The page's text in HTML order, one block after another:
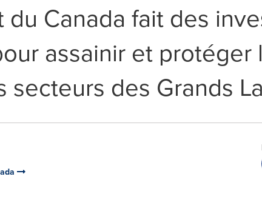
Canada fait des
assainir et protéger
des Grands